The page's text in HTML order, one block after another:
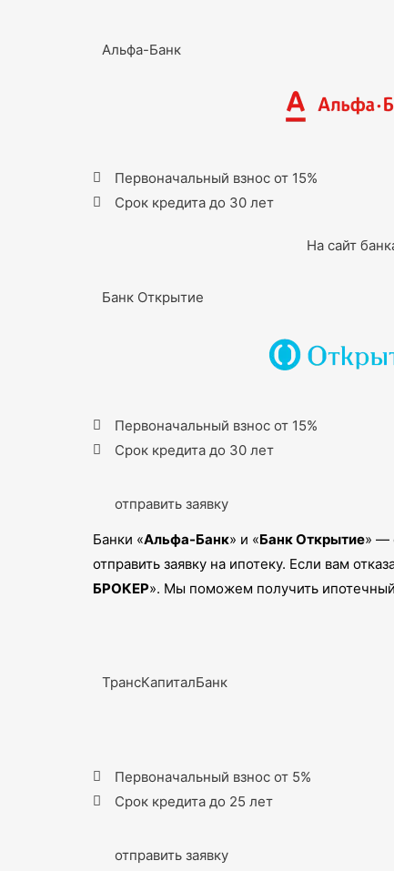
Альфа-Банк
Первоначальный взнос от 15%
Срок кредита до 30 лет
На сайт
Банк Открытие
Первоначальный взнос от 15%
Срок кредита до 30 лет
отправить заявку
Банки «Альфа-Банк» и «Банк Открытие» —
отправить заявку на ипотеку. Если вам
БРОКЕР». Мы поможем получить
ТрансКапиталБанк
Первоначальный взнос от 5%
Срок кредита до 25 лет
отправить заявку